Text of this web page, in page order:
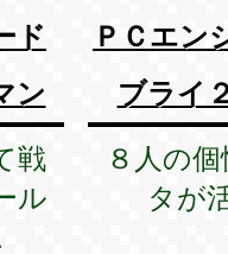
ド
ン
戦
ル
ＰＣエン
ブライ
８人の
タが